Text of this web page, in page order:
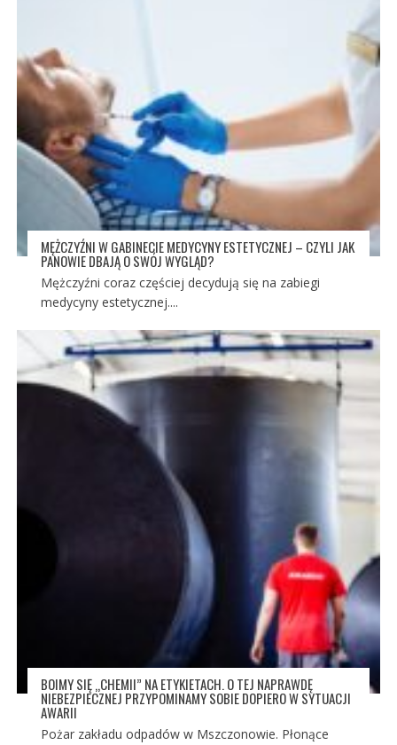
MĘŻCZYŹNI W GABINECIE MEDYCYNY ESTETYCZNEJ – CZYLI JAK
PANOWIE DBAJĄ O SWÓJ WYGLĄD?
Mężczyźni coraz częściej decydują się na zabiegi
medycyny estetycznej....
BOIMY SIĘ „CHEMII” NA ETYKIETACH. O TEJ NAPRAWDĘ
NIEBEZPIECZNEJ PRZYPOMINAMY SOBIE DOPIERO W SYTUACJI
AWARII
Pożar zakładu odpadów w Mszczonowie. Płonące